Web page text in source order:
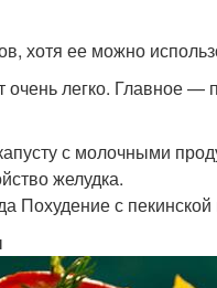
хотя ее можно
очень легко. Главное
с молочными
желудка.
Похудение с пекинской